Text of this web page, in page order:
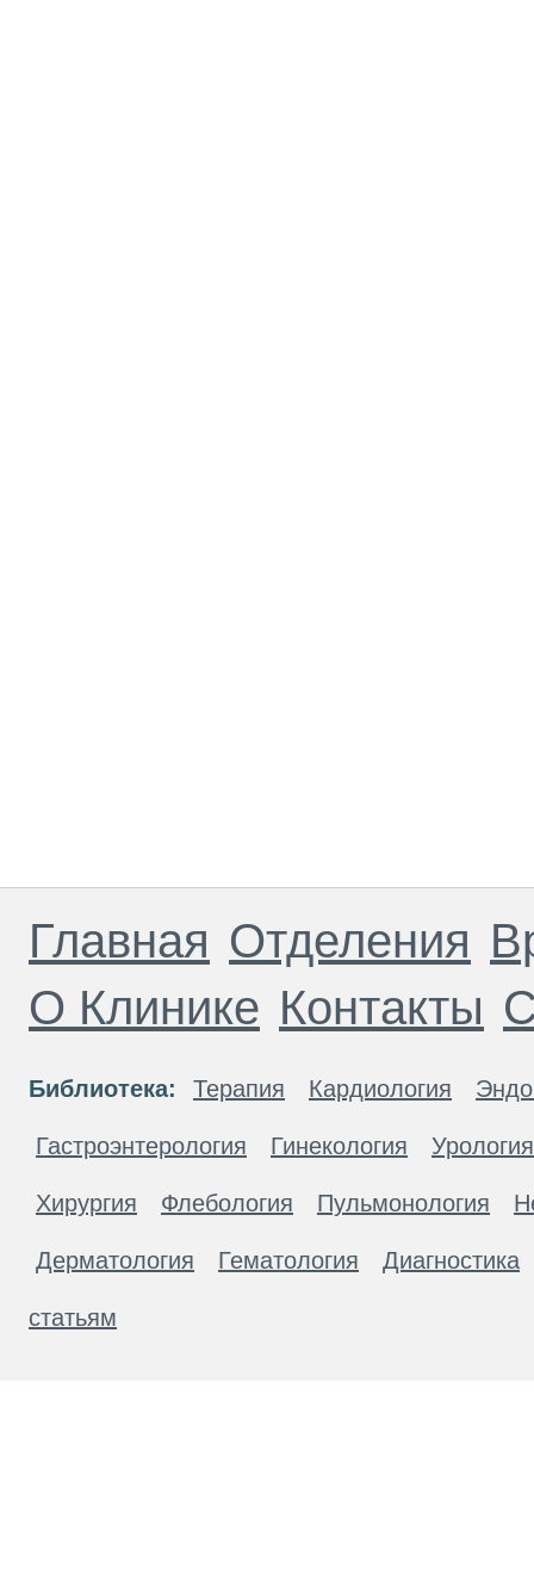
Главная Отделения
О Клинике Контакты
Библиотека: Терапия Кардиология
Гастроэнтерология Гинекология Урология
Хирургия Флебология Пульмонология
Дерматология Гематология Диагностика
статьям